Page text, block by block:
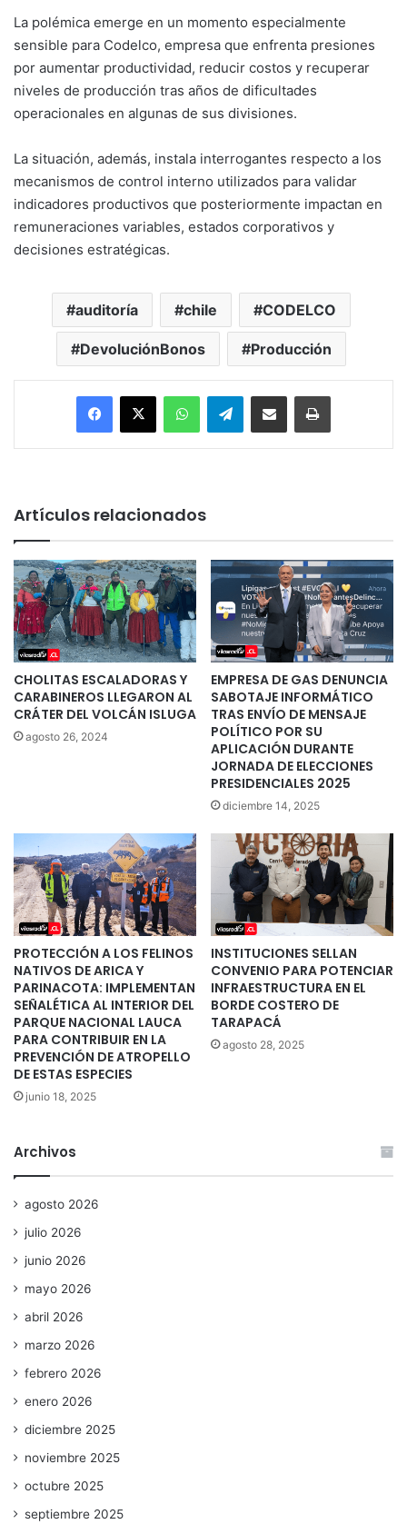
La polémica emerge en un momento especialmente
sensible para Codelco, empresa que enfrenta presiones
por aumentar productividad, reducir costos y recuperar
niveles de producción tras años de dificultades
operacionales en algunas de sus divisiones.
La situación, además, instala interrogantes respecto a los
mecanismos de control interno utilizados para validar
indicadores productivos que posteriormente impactan en
remuneraciones variables, estados corporativos y
decisiones estratégicas.
auditoría chile CODELCO
DevoluciónBonos Producción
Facebook
X WhatsAppTelegramEnviar vía email Imprimir
Artículos relacionados
CHOLITAS ESCALADORAS Y
CARABINEROS LLEGARON AL
CRÁTER DEL VOLCÁN ISLUGA
agosto 26, 2024
EMPRESA DE GAS DENUNCIA
SABOTAJE INFORMÁTICO
TRAS ENVÍO DE MENSAJE
POLÍTICO POR SU
APLICACIÓN DURANTE
JORNADA DE ELECCIONES
PRESIDENCIALES 2025
diciembre 14, 2025
PROTECCIÓN A LOS FELINOS
NATIVOS DE ARICA Y
PARINACOTA: IMPLEMENTAN
SEÑALÉTICA AL INTERIOR DEL
PARQUE NACIONAL LAUCA
PARA CONTRIBUIR EN LA
PREVENCIÓN DE ATROPELLO
DE ESTAS ESPECIES
junio 18, 2025
INSTITUCIONES SELLAN
CONVENIO PARA POTENCIAR
INFRAESTRUCTURA EN EL
BORDE COSTERO DE
TARAPACÁ
agosto 28, 2025
Archivos
agosto 2026
julio 2026
junio 2026
mayo 2026
abril 2026
marzo 2026
febrero 2026
enero 2026
diciembre 2025
noviembre 2025
octubre 2025
septiembre 2025